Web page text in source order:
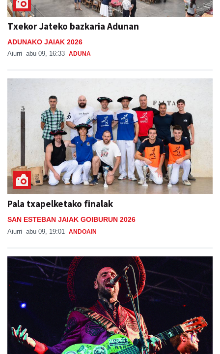
Txekor Jateko bazkaria Adunan
ADUNAKO JAIAK 2026
Aiurri abu 09, 16:33 ADUNA
Pala txapelketako finalak
SAN ESTEBAN JAIAK GOIBURUN 2026
Aiurri abu 09, 19:01 ANDOAIN